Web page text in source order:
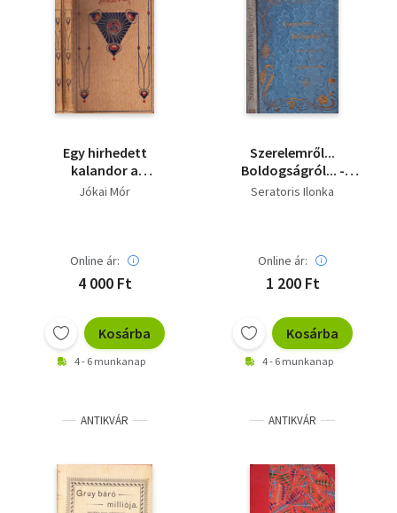
Egy hirhedett
kalandor a
tizenhetedik
Jókai Mór
Online ár:
4 000 Ft
Kosárba
4 - 6 munkanap
Szerelemről...
Boldogságról... -
Elbeszélések
Seratoris Ilonka
Online ár:
1 200 Ft
Kosárba
4 - 6 munkanap
ANTIKVÁR ANTIKVÁR